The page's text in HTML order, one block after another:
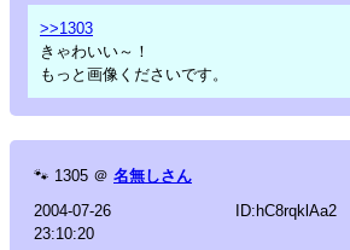
>>1303
きゃわいい～！
もっと画像くださいです。
🐾 1305 ＠ 名無しさん
2004-07-26
23:10:20
ID:hC8rqklAa2